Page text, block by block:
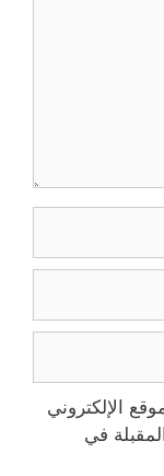
الإلكتروني
في